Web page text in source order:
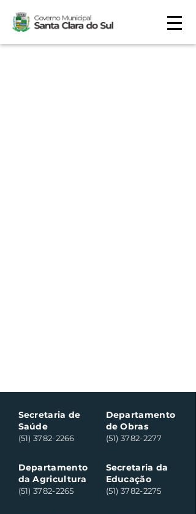
Secretaria de
Saúde
(51) 3782-2266
Departamento
da Agricultura
(51) 3782-2265
Departamento
de Obras
(51) 3782-2277
Secretaria da
Educação
(51) 3782-2275